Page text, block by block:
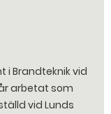
i Brandteknik vid
arbetat som
vid Lunds